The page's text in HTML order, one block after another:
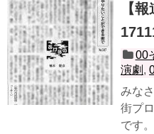
【
00
演劇 ,
みな
街プ
です